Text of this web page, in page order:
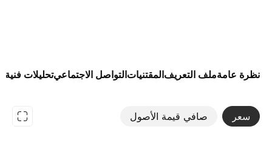
نظرة عامةملف التعريفالمقتنياتالتواصل الاجتماعيتحليلات فنية
سعر صافي قيمة الأصول